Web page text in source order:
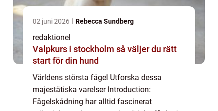
02 juni 2026 Rebecca Sundberg
redaktionel
Valpkurs i stockholm så väljer du rätt
start för din hund
Världens största fågel Utforska dessa
majestätiska varelser Introduction:
Fågelskådning har alltid fascinerat